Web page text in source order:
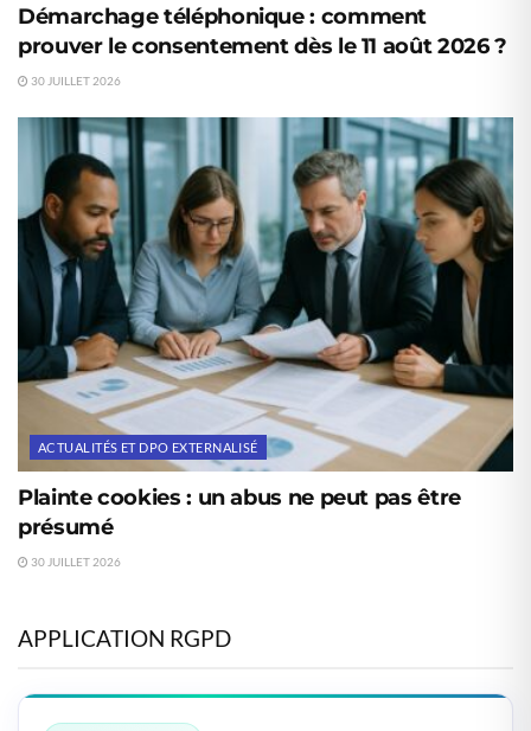
Démarchage téléphonique : comment
prouver le consentement dès le 11 août 2026 ?
30 JUILLET 2026
ACTUALITÉS ET DPO EXTERNALISÉ
Plainte cookies : un abus ne peut pas être
présumé
30 JUILLET 2026
APPLICATION RGPD